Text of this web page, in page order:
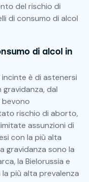
del rischio di
di consumo di alcol
di alcol in
è di astenersi
dal
bevono
rischio di aborto,
assunzioni di
con la più alta
gravidanza sono la
la Bielorussia e
la più alta prevalenza